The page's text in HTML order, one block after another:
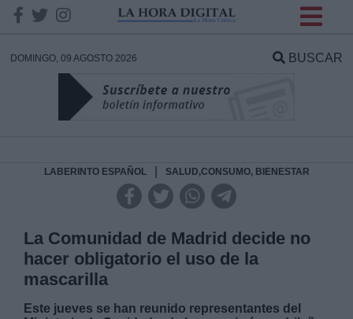
DOMINGO, 09 AGOSTO 2026 BUSCAR
LABERINTO ESPAÑOL SALUD,CONSUMO, BIENESTAR
La Comunidad de Madrid decide no
hacer obligatorio el uso de la
mascarilla
Este jueves se han reunido representantes del
DATOS
Responsable:
Legitimación: